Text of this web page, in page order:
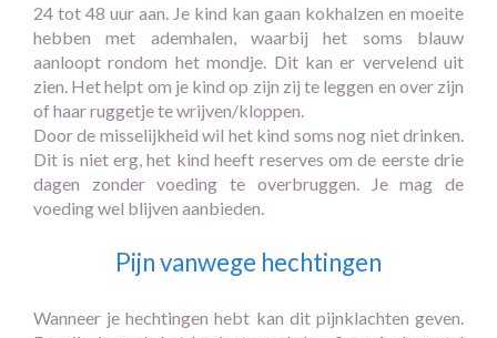
24 tot 48 uur aan. Je kind kan gaan kokhalzen en moeite
hebben met ademhalen, waarbij het soms blauw
aanloopt rondom het mondje. Dit kan er vervelend uit
zien. Het helpt om je kind op zijn zij te leggen en over zijn
of haar ruggetje te wrijven/kloppen.
Door de misselijkheid wil het kind soms nog niet drinken.
Dit is niet erg, het kind heeft reserves om de eerste drie
dagen zonder voeding te overbruggen. Je mag de
voeding wel blijven aanbieden.
Pijn vanwege hechtingen
Wanneer je hechtingen hebt kan dit pijnklachten geven.